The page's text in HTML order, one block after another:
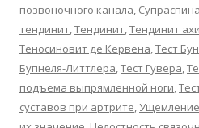
позвоночного канала,
тендинит,Тендинит,Тендинит
Теносиновит де Кервена,Тест
Бупнеля-Литтлера,Тест Гувера,
подъема выпрямленной ноги,
суставов при артрите,